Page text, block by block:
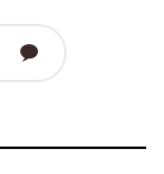
카